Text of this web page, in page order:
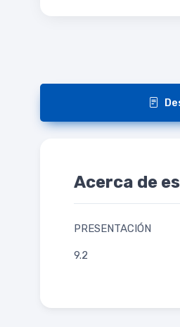
Acerca de
PRESENTACIÓN
9.2